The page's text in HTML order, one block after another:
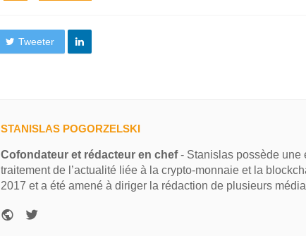
Tweeter
STANISLAS POGORZELSKI
Cofondateur et rédacteur en chef- Stanislas possède une
traitement de l’actualité liée à la crypto-monnaie et la
2017 et a été amené à diriger la rédaction de plusieurs